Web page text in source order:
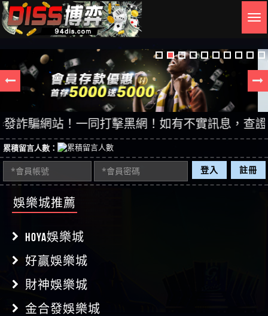
網站！一同打擊黑網！如有不實訊息，查證後立
累積留言人數：
登入 註冊
娛樂城推薦
HOYA娛樂城
好贏娛樂城
財神娛樂城
金合發娛樂城